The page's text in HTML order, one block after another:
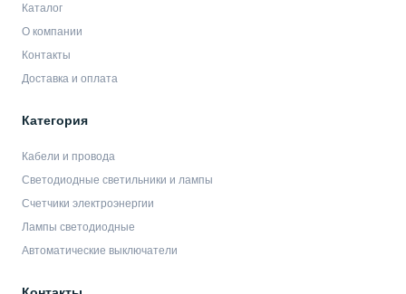
Каталог
О компании
Контакты
Доставка и оплата
Категория
Кабели и провода
Светодиодные светильники и лампы
Счетчики электроэнергии
Лампы светодиодные
Автоматические выключатели